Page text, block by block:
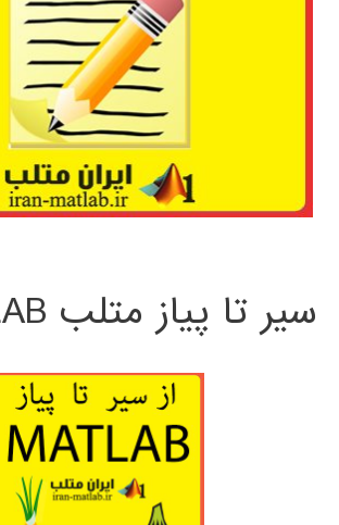
سیر تا پیاز متلب MATLAB